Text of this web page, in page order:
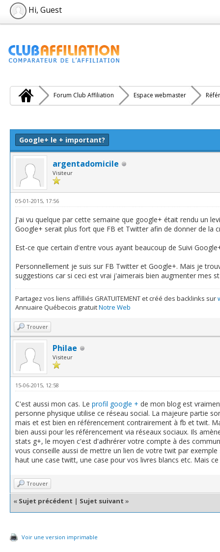
Hi, Guest
Forum Club Affiliation Espace webmaster
Google+ le + important?
argentadomicile
Visiteur
05-01-2015, 17:56
J'ai vu quelque par cette semaine que google+ était rendu un
Google+ serait plus fort que FB et Twitter afin de donner de la
Est-ce que certain d'entre vous ayant beaucoup de Suivi
Personnellement je suis sur FB Twitter et Google+. Mais je
suggestions car si ceci est vrai j'aimerais bien augmenter mes
Partagez vos liens affilliés GRATUITEMENT et créé des backlinks sur
Annuaire Québecois gratuitNotre Web
Trouver
Philae
Visiteur
15-06-2015, 12:58
C'est aussi mon cas. Le profil google + de mon blog est
personne physique utilise ce réseau social. La majeure partie
mais et est bien en référencement contrairement à fb et twit.
bien aussi pour les référencement via réseaux sociaux. Ils
stats g+, le moyen c'est d'adhrérer votre compte à des
vous conseille aussi de mettre un lien de votre twit par
haut une case twitt, une case pour vos livres blancs etc. Mais
Trouver
« Sujet précédent | Sujet suivant »
Voir une version imprimable